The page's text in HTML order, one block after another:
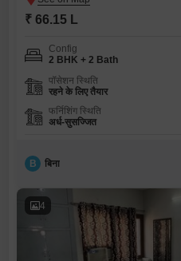
₹ 66.15 L
Config
2 BHK + 2 Bath
पॉसेशन स्थिति
रहने के लिए तैयार
फर्निशिंग स्थिति
अर्ध-सुसज्जित
B बिना
4